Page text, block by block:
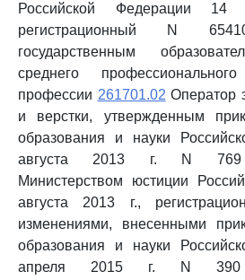
Российской Федерации 14
регистрационный N
государственным
среднего
профессии 261701.02 Оператор
и верстки, утвержденным
образования и науки
августа 2013 г. N 769
Министерством юстиции
августа 2013 г.,
изменениями, внесенными
образования и науки
апреля 2015 г. N 390